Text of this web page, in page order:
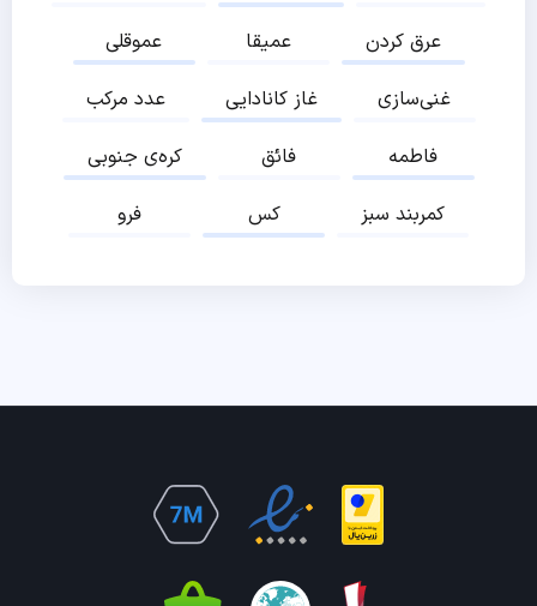
عموقلی
عمیقا
عرق کردن
عدد مرکب
غاز کانادایی
غنی‌سازی
کره‌ی جنوبی
فائق
فاطمه
فرو
کس کمربند سبز